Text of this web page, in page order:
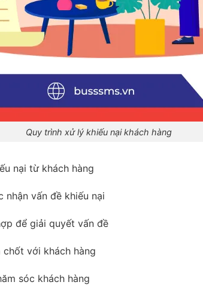
Quy trình xử lý khiếu nại khách hàng
nại từ khách hàng
nhận vấn đề khiếu nại
để giải quyết vấn đề
với khách hàng
sóc khách hàng